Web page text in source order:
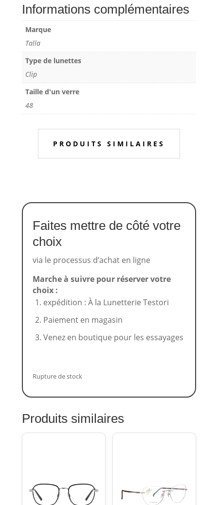
Informations complémentaires
Marque
Talla
Type de lunettes
Clip
Taille d'un verre
48
PRODUITS SIMILAIRES
Faites mettre de côté votre
choix
via le processus d’achat en ligne
Marche à suivre pour réserver votre
choix :
expédition : À la Lunetterie Testori
Paiement en magasin
Venez en boutique pour les essayages
Rupture de stock
Produits similaires